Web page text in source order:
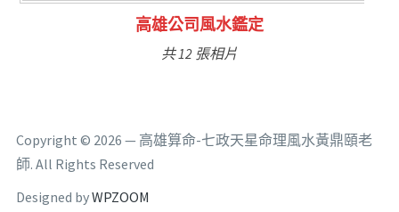
林氏福主量子生基造命
共 6 張相片
Copyright © 2026 — 高雄算命-七政天星命理風水黃鼎頤老
師. All Rights Reserved
Designed byWPZOOM